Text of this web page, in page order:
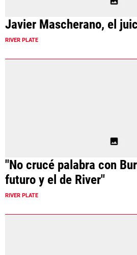
Javier Mascherano, el
RIVER PLATE
"No crucé palabra con
futuro y el de River"
RIVER PLATE